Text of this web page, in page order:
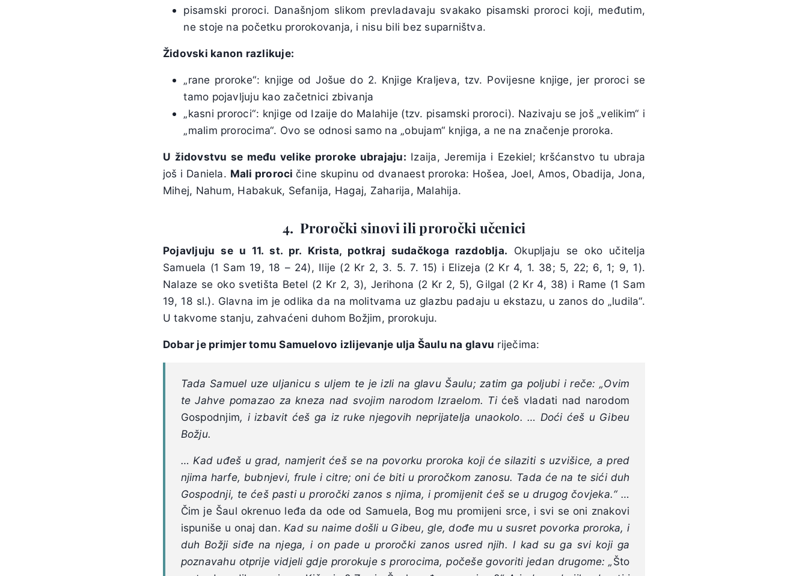
pisamski proroci. Današnjom slikom prevladavaju svakako pisamski proroci koji, međutim,
ne stoje na početku prorokovanja, i nisu bili bez suparništva.
Židovski kanon razlikuje:
„rane proroke“: knjige od Jošue do 2. Knjige Kraljeva, tzv. Povijesne knjige, jer proroci se
tamo pojavljuju kao začetnici zbivanja
„kasni proroci“: knjige od Izaije do Malahije (tzv. pisamski proroci). Nazivaju se još „velikim“ i
„malim prorocima“. Ovo se odnosi samo na „obujam“ knjiga, a ne na značenje proroka.
U židovstvu se među velike proroke ubrajaju: Izaija, Jeremija i Ezekiel; kršćanstvo tu ubraja
još i Daniela. Mali proroci čine skupinu od dvanaest proroka: Hošea, Joel, Amos, Obadija, Jona,
Mihej, Nahum, Habakuk, Sefanija, Hagaj, Zaharija, Malahija.
4. Proročki sinovi ili proročki učenici
Pojavljuju se u 11. st. pr. Krista, potkraj sudačkoga razdoblja. Okupljaju se oko učitelja
Samuela (1 Sam 19, 18 – 24), Ilije (2 Kr 2, 3. 5. 7. 15) i Elizeja (2 Kr 4, 1. 38; 5, 22; 6, 1; 9, 1).
Nalaze se oko svetišta Betel (2 Kr 2, 3), Jerihona (2 Kr 2, 5), Gilgal (2 Kr 4, 38) i Rame (1 Sam
19, 18 sl.). Glavna im je odlika da na molitvama uz glazbu padaju u ekstazu, u zanos do „ludila“.
U takvome stanju, zahvaćeni duhom Božjim, prorokuju.
Dobar je primjer tomu Samuelovo izlijevanje ulja Šaulu na glavu riječima:
Tada Samuel uze uljanicu s uljem te je izli na glavu Šaulu; zatim ga poljubi i reče: „Ovim
te Jahve pomazao za kneza nad svojim narodom Izraelom. Ti ćeš vladati nad narodom
Gospodnjim, i izbavit ćeš ga iz ruke njegovih neprijatelja unaokolo. … Doći ćeš u Gibeu
Božju.
… Kad uđeš u grad, namjerit ćeš se na povorku proroka koji će silaziti s uzvišice, a pred
njima harfe, bubnjevi, frule i citre; oni će biti u proročkom zanosu. Tada će na te sići duh
Gospodnji, te ćeš pasti u proročki zanos s njima, i promijenit ćeš se u drugog čovjeka.“ …
Čim je Šaul okrenuo leđa da ode od Samuela, Bog mu promijeni srce, i svi se oni znakovi
ispuniše u onaj dan. Kad su naime došli u Gibeu, gle, dođe mu u susret povorka proroka, i
duh Božjisiđe na njega, i on pade u proročki zanos usred njih. I kad su ga svi koji ga
poznavahu otprije vidjeli gdje prorokuje s prorocima, počeše govoriti jedan drugome: „Što